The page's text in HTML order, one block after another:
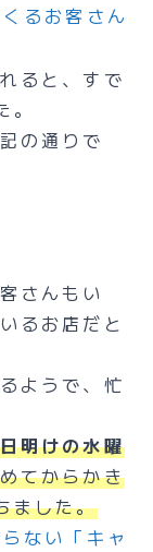
るお客さん
ると、すで
の通りで
さんもい
るお店だと
ようで、忙
明けの水曜
てからかき
ました。
ない「キャ